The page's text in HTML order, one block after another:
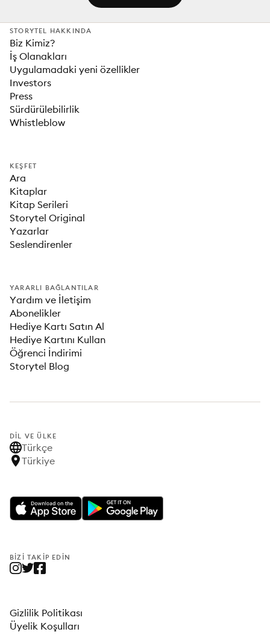
STORYTEL HAKKINDA
Biz Kimiz?
İş Olanakları
Uygulamadaki yeni özellikler
Investors
Press
Sürdürülebilirlik
Whistleblow
KEŞFET
Ara
Kitaplar
Kitap Serileri
Storytel Original
Yazarlar
Seslendirenler
YARARLI BAĞLANTILAR
Yardım ve İletişim
Abonelikler
Hediye Kartı Satın Al
Hediye Kartını Kullan
Öğrenci İndirimi
Storytel Blog
DIL VE ÜLKE
Türkçe
Türkiye
BIZI TAKIP EDIN
Gizlilik Politikası
Üyelik Koşulları